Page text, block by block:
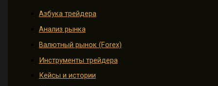
Азбука трейдера
Анализ рынка
Валютный рынок (Forex)
Инструменты трейдера
Кейсы и истории